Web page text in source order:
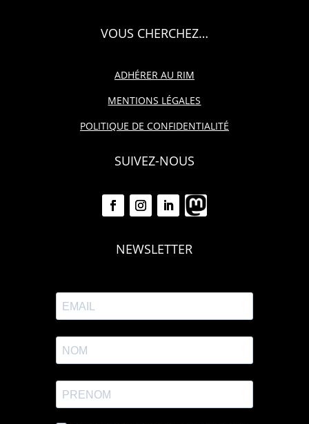
VOUS CHERCHEZ…
ADHÉRER AU RIM
MENTIONS LÉGALES
POLITIQUE DE CONFIDENTIALITÉ
SUIVEZ-NOUS
NEWSLETTER